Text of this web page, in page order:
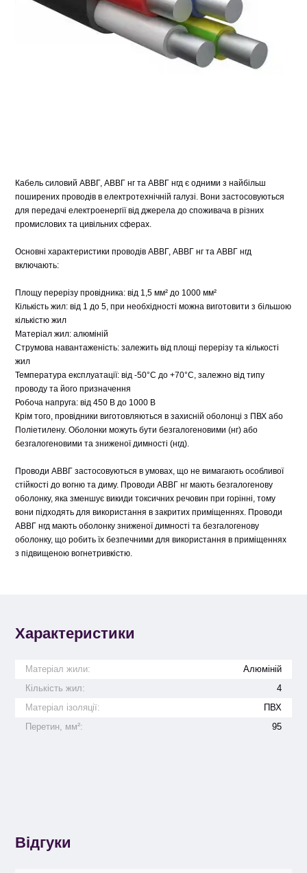
Кабель силовий АВВГ, АВВГ нг та АВВГ нгд є одними з найбільш
поширених проводів в електротехнічній галузі. Вони застосовуються
для передачі електроенергії від джерела до споживача в різних
промислових та цивільних сферах.
Основні характеристики проводів АВВГ, АВВГ нг та АВВГ нгд
включають:
Площу перерізу провідника: від 1,5 мм² до 1000 мм²
Кількість жил: від 1 до 5, при необхідності можна виготовити з більшою
кількістю жил
Матеріал жил: алюміній
Струмова навантаженість: залежить від площі перерізу та кількості
жил
Температура експлуатації: від -50°C до +70°C, залежно від типу
проводу та його призначення
Робоча напруга: від 450 В до 1000 В
Крім того, провідники виготовляються в захисній оболонці з ПВХ або
Поліетилену. Оболонки можуть бути безгалогеновими (нг) або
безгалогеновими та зниженої димності (нгд).
Проводи АВВГ застосовуються в умовах, що не вимагають особливої
стійкості до вогню та диму. Проводи АВВГ нг мають безгалогенову
оболонку, яка зменшує викиди токсичних речовин при горінні, тому
вони підходять для використання в закритих приміщеннях. Проводи
АВВГ нгд мають оболонку зниженої димності та безгалогенову
оболонку, що робить їх безпечними для використання в приміщеннях
з підвищеною вогнетривкістю.
Характеристики
Матеріал жили:
Алюміній
Кількість жил:
4
Матеріал ізоляції:
ПВХ
Перетин, мм²:
95
Відгуки